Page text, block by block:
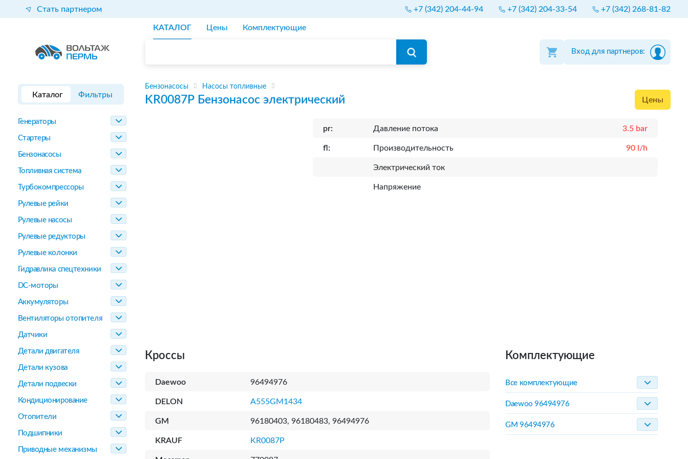
Стать партнером +7 (342) 204-44-94 +7 (342) 204-33-54 +7 (342) 268-81-82
КАТАЛОГ Цены Комплектующие
Вход для партнеров:
Каталог Фильтры
Генераторы
Стартеры
Бензонасосы
Топливная система
Турбокомпрессоры
Рулевые рейки
Рулевые насосы
Рулевые редукторы
Рулевые колонки
Гидравлика спецтехники
DC-моторы
Аккумуляторы
Вентиляторы отопителя
Датчики
Детали двигателя
Детали кузова
Детали подвески
Кондиционирование
Отопители
Подшипники
Приводные механизмы
Бензонасосы Насосы топливные
KR0087P Бензонасос электрический Цены
pr: Давление потока 3.5 bar
fl: Производительность 90 l/h
Электрический ток
Напряжение
Кроссы
Daewoo 96494976
DELON A555GM1434
GM 96180403, 96180483, 96494976
KRAUF KR0087P
Комплектующие
Все комплектующие
Daewoo 96494976
GM 96494976